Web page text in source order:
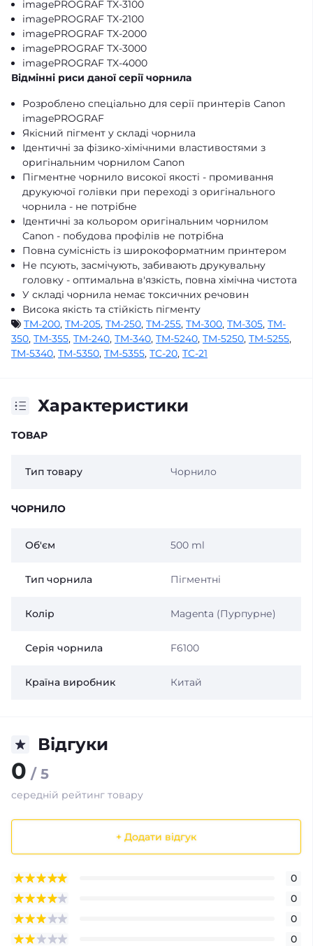
imagePROGRAF TX-3100
imagePROGRAF TX-2100
imagePROGRAF TX-2000
imagePROGRAF TX-3000
imagePROGRAF TX-4000
Відмінні риси даної серії чорнила
Розроблено спеціально для серії принтерів Canon
imagePROGRAF
Якісний пігмент у складі чорнила
Ідентичні за фізико-хімічними властивостями з
оригінальним чорнилом Canon
Пігментне чорнило високої якості - промивання
друкуючої голівки при переході з оригінального
чорнила - не потрібне
Ідентичні за кольором оригінальним чорнилом
Canon - побудова профілів не потрібна
Повна сумісність із широкоформатним принтером
Не псують, засмічують, забивають друкувальну
головку - оптимальна в'язкість, повна хімічна чистота
У складі чорнила немає токсичних речовин
Висока якість та стійкість пігменту
TM-200, TM-205, TM-250, TM-255, TM-300, TM-305, TM-
350, TM-355, TM-240, TM-340, TM-5240, TM-5250, TM-5255,
TM-5340, TM-5350, TM-5355, TC-20, TC-21
Характеристики
ТОВАР
Тип товару Чорнило
ЧОРНИЛО
Об'єм 500 ml
Тип чорнила Пігментні
Колір Magenta (Пурпурне)
Серія чорнила F6100
Країна виробник Китай
Відгуки
0 / 5
середній рейтинг товару
+ Додати відгук
0
0
0
0